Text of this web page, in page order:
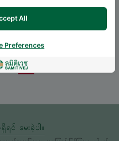
Surgery-
Surgery
ာစကား
ရင် မေးခဲ့ပါ။
All
Preferences